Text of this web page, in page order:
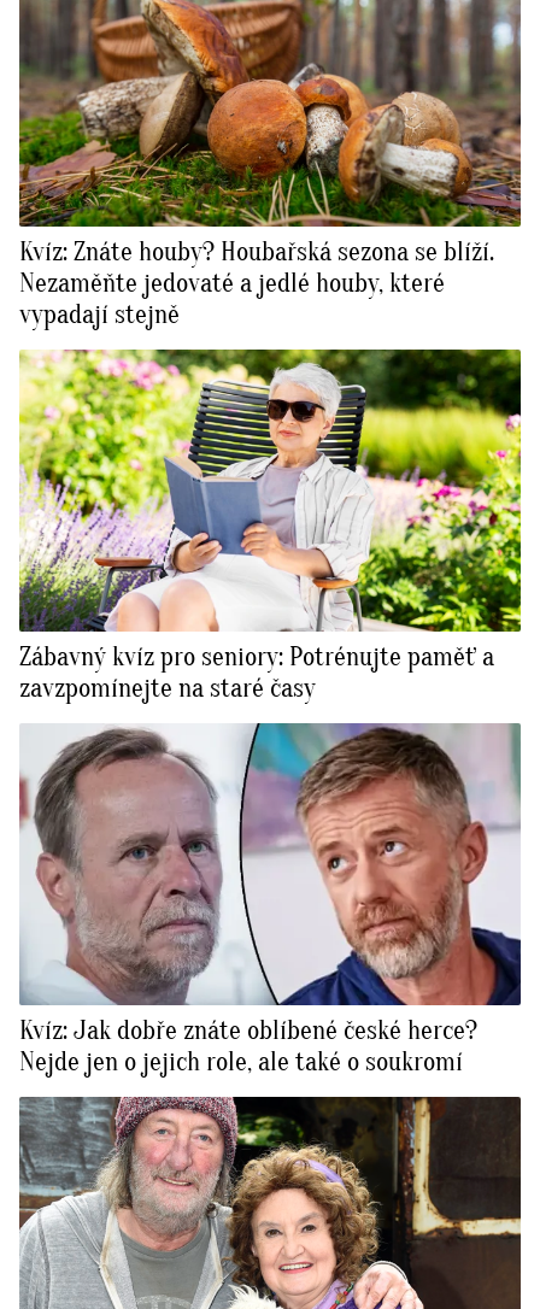
Kvíz: Znáte houby? Houbařská sezona se blíží.
Nezaměňte jedovaté a jedlé houby, které
vypadají stejně
Zábavný kvíz pro seniory: Potrénujte paměť a
zavzpomínejte na staré časy
Kvíz: Jak dobře znáte oblíbené české herce?
Nejde jen o jejich role, ale také o soukromí